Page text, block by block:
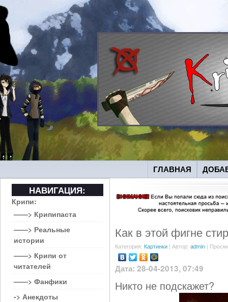
ГЛАВНАЯ
Как в этой фигне
Категория: Картинки | Автор: admin |
Дата: 28-04-2013, 07:49
Никто не подскажет?
НАВИГАЦИЯ:
Крипи:
——> Крипипаста
——> Реальные
истории
——> Крипи от
читателей
——> Фанфики
-> Анекдоты